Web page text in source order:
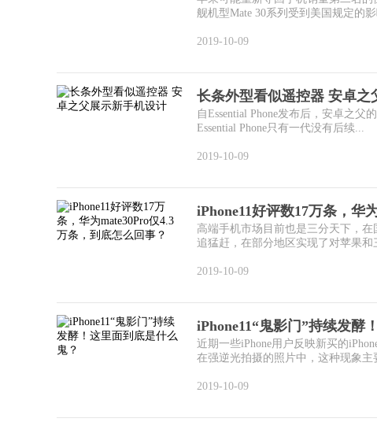
舰机型Mate 30系列受到美国规定的影
2019-10-09
长条外型看似遥控器 安卓之
自Essential Phone发布后，安卓之
Essential Phone只有一代没有后续...
2019-10-09
iPhone11好评数17万条，华
高端手机市场目前也是三分天下，
追猛赶，在部分地区实现了对苹果和
2019-10-09
iPhone11“鬼影门”持续发酵
近期一些iPhone用户反映新买的
在强逆光拍摄的照片中，这种现象主
2019-10-09